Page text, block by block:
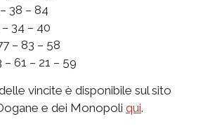
38 – 84
34 – 40
– 83 – 58
– 61 – 21 – 59
vincite è disponibile sul sito
e dei Monopoli qui.